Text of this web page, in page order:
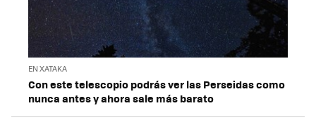
EN XATAKA
Con este telescopio podrás ver las Perseidas como
nunca antes y ahora sale más barato